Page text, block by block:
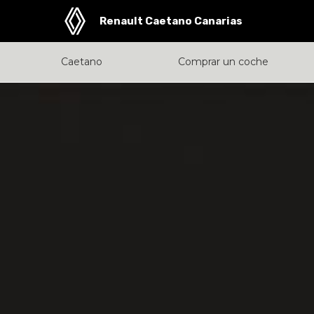
Renault Caetano Canarias
Caetano Comprar un coche